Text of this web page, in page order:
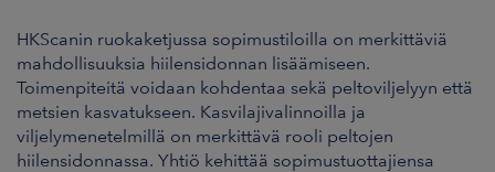
HKScanin ruokaketjussa sopimustiloilla on merkittäviä
mahdollisuuksia hiilensidonnan lisäämiseen.
Toimenpiteitä voidaan kohdentaa sekä peltoviljelyyn että
metsien kasvatukseen. Kasvilajivalinnoilla ja
viljelymenetelmillä on merkittävä rooli peltojen
hiilensidonnassa. Yhtiö kehittää sopimustuottajiensa